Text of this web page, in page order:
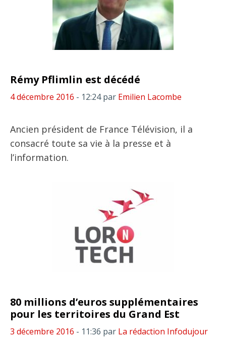
Rémy Pflimlin est décédé
4 décembre 2016 - 12:24 par Emilien Lacombe
Ancien président de France Télévision, il a
consacré toute sa vie à la presse et à
l’information.
80 millions d’euros supplémentaires
pour les territoires du Grand Est
3 décembre 2016 - 11:36 par La rédaction Infodujour